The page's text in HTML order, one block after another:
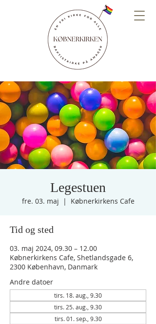
Legestuen
fre. 03. maj
  |
Købnerkirkens Cafe
Tid og sted
03. maj 2024, 09.30 – 12.00
Købnerkirkens Cafe, Shetlandsgade 6,
2300 København, Danmark
Andre datoer
tirs. 18. aug., 9.30
tirs. 25. aug., 9.30
tirs. 01. sep., 9.30